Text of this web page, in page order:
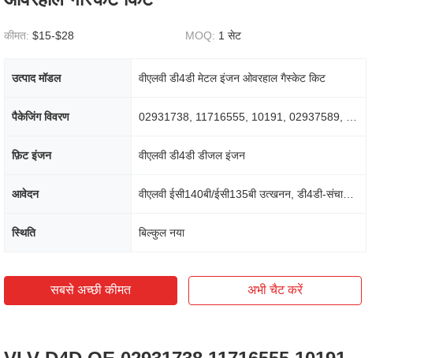
कीमत: $15-$28 MOQ: 1 सेट
उत्पाद मॉडल वीएलवी डी4डी मेटल इंजन ओवरहाल गैस्केट किट
पैकेजिंग विवरण
फ़िट इंजन वीएलवी डी4डी डीजल इंजन
आवेदन वीएलवी ईसी140बी/ईसी135बी उत्खनन, डी4डी-संचालित लोडर
स्थिति बिल्कुल नया
सबसे अच्छी कीमत अभी चैट करें